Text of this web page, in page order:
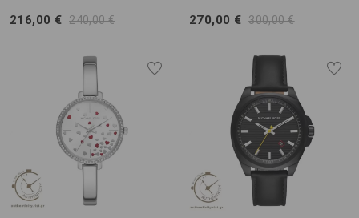
216,00 € 240,00 €
270,00 € 300,00 €